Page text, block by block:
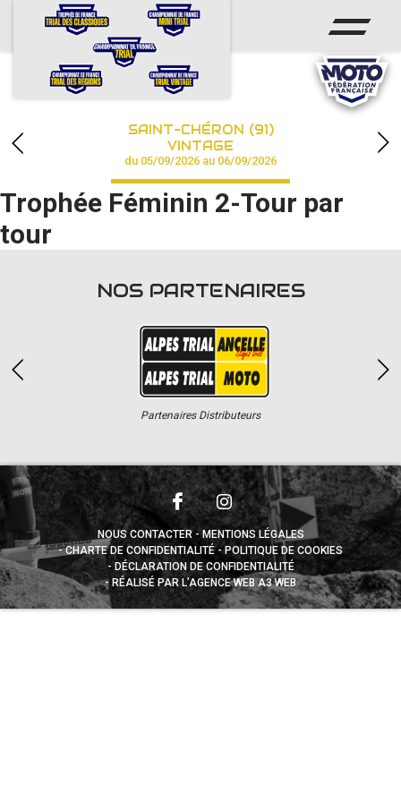
ACCUEIL
CALENDRIER
CHAMPIONNAT
RÉSULTATS
PHOTOS / VIDÉOS
SAINT-CHÉRON (91)
VINTAGE
du 05/09/2026 au 06/09/2026
Trophée Féminin 2-Tour par
tour
NOS PARTENAIRES
Partenaires Distributeurs
NOUS CONTACTER
MENTIONS LÉGALES
CHARTE DE CONFIDENTIALITÉ
POLITIQUE DE COOKIES
DÉCLARATION DE CONFIDENTIALITÉ
RÉALISÉ PAR L’AGENCE WEB A3 WEB